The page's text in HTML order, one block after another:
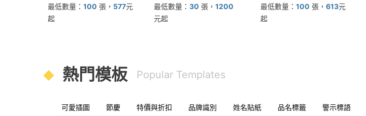
最低數量： 100 張 ， 577元
起
最低數量：30 張 ，1200
元起
最低數量： 100 張， 613元
起
熱門模板 Popular Templates
可愛插圖 節慶 特價與折扣 品牌識別 姓名貼紙 品名標籤 警示標語